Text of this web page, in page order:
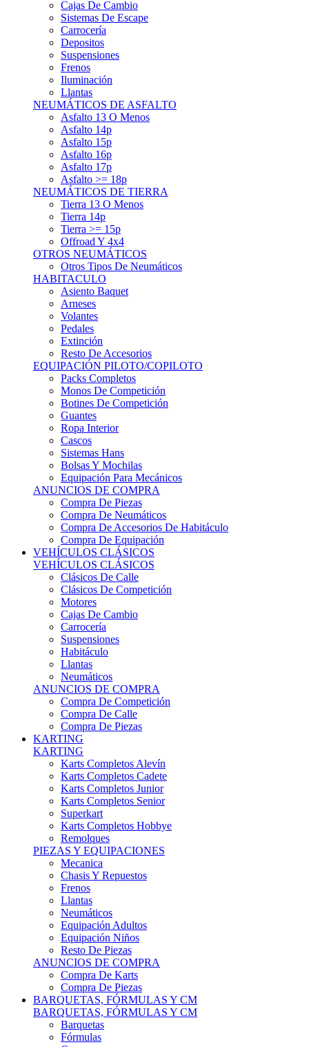
Carrocería
Depositos
Suspensiones
Frenos
Iluminación
Llantas
NEUMÁTICOS DE ASFALTO
Asfalto 13 O Menos
Asfalto 14p
Asfalto 15p
Asfalto 16p
Asfalto 17p
Asfalto >= 18p
NEUMÁTICOS DE TIERRA
Tierra 13 O Menos
Tierra 14p
Tierra >= 15p
Offroad Y 4x4
OTROS NEUMÁTICOS
Otros Tipos De Neumáticos
HABITACULO
Asiento Baquet
Arneses
Volantes
Pedales
Extinción
Resto De Accesorios
EQUIPACIÓN PILOTO/COPILOTO
Packs Completos
Monos De Competición
Botines De Competición
Guantes
Ropa Interior
Cascos
Sistemas Hans
Bolsas Y Mochilas
Equipación Para Mecánicos
ANUNCIOS DE COMPRA
Compra De Piezas
Compra De Neumáticos
Compra De Accesorios De Habitáculo
Compra De Equipación
VEHÍCULOS CLÁSICOS
VEHÍCULOS CLÁSICOS
Clásicos De Calle
Clásicos De Competición
Motores
Cajas De Cambio
Carrocería
Suspensiones
Habitáculo
Llantas
Neumáticos
ANUNCIOS DE COMPRA
Compra De Competición
Compra De Calle
Compra De Piezas
KARTING
KARTING
Karts Completos Alevín
Karts Completos Cadete
Karts Completos Junior
Karts Completos Senior
Superkart
Karts Completos Hobbye
Remolques
PIEZAS Y EQUIPACIONES
Mecanica
Chasis Y Repuestos
Frenos
Llantas
Neumáticos
Equipación Adultos
Equipación Niños
Resto De Piezas
ANUNCIOS DE COMPRA
Compra De Karts
Compra De Piezas
BARQUETAS, FÓRMULAS Y CM
BARQUETAS, FÓRMULAS Y CM
Barquetas
Fórmulas
Cm
Prototipos